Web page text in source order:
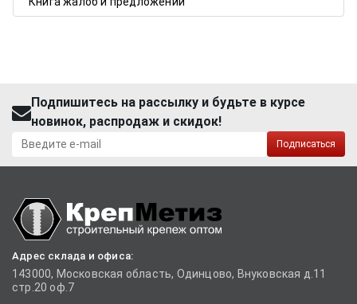
Подпишитесь на рассылку и будьте в курсе
новинок, распродаж и скидок!
Подписаться
Адрес склада и офиса:
143000, Московская область, Одинцово, Внуковская д.11
стр.20 оф.7